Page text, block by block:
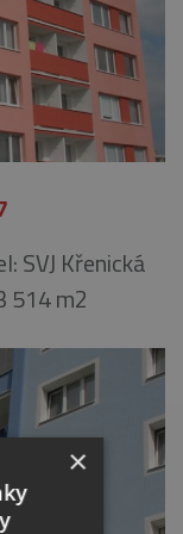
SVJ Křenická
514 m2
×